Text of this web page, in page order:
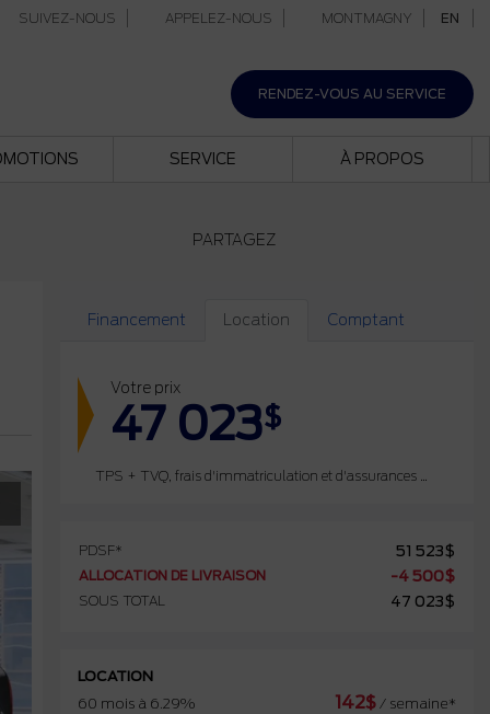
SUIVEZ-NOUS APPELEZ-NOUS MONTMAGNY EN
RENDEZ-VOUS AU SERVICE
SERVICE À PROPOS
PARTAGEZ
Financement Location Comptant
Votre prix
47 023$
TPS + TVQ, frais d'immatriculation et d'assurances non inclus.
PDSF* 51 523$
ALLOCATION DE LIVRAISON -4 500$
SOUS TOTAL 47 023$
LOCATION
60 mois à 6.29%
142$ / semaine*